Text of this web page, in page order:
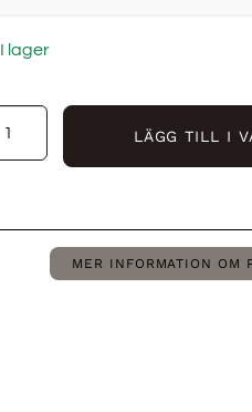
I lager
LÄGG TILL I
MER INFORMATION OM